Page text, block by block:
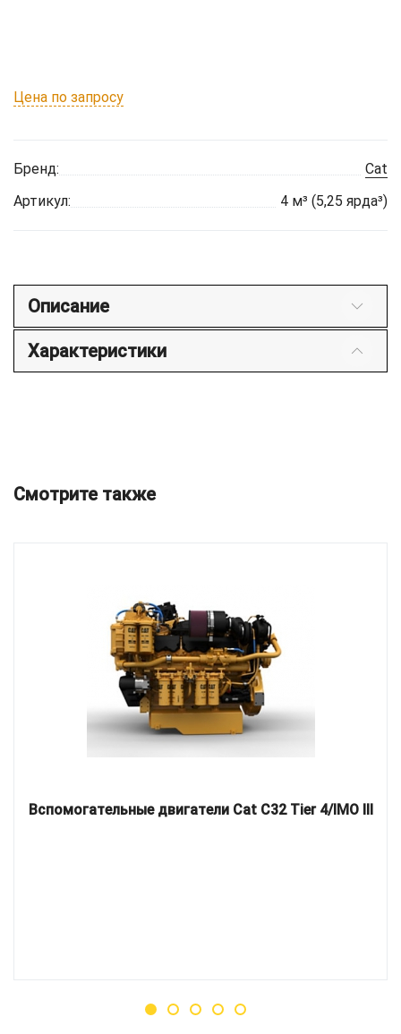
Цена по запросу
Бренд:
Cat
Артикул:
4 м³ (5,25 ярда³)
Описание
Характеристики
Смотрите также
Вспомогательные двигатели Cat C32 Tier 4/IMO III